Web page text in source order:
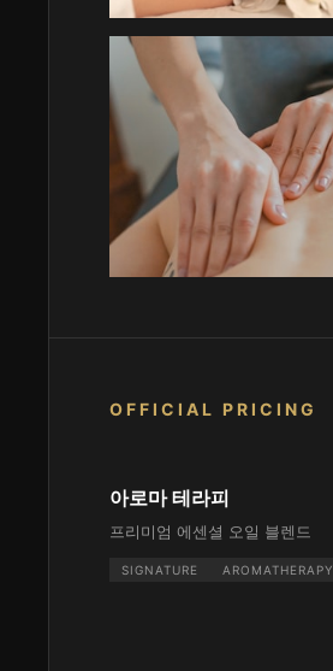
OFFICIAL PRICING
아로마 테라피
프리미엄 에센셜 오일 블렌드
SIGNATURE AROMATHERAPY